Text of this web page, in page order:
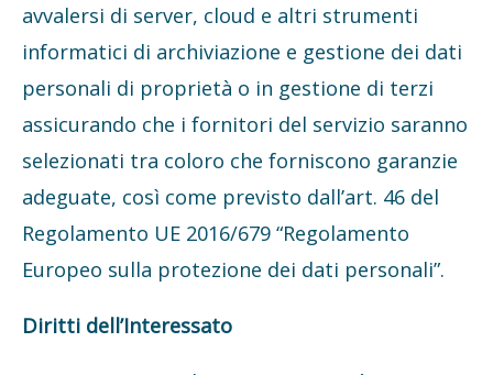
avvalersi di server, cloud e altri strumenti
informatici di archiviazione e gestione dei dati
personali di proprietà o in gestione di terzi
assicurando che i fornitori del servizio saranno
selezionati tra coloro che forniscono garanzie
adeguate, così come previsto dall’art. 46 del
Regolamento UE 2016/679 “Regolamento
Europeo sulla protezione dei dati personali”.
Diritti dell’Interessato